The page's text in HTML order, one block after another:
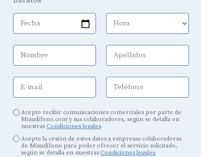
Fecha Hora
Nombre Apellidos
E-mail Teléfono
Acepto recibir comunicaciones comerciales por parte de
Miaudifono.com y sus colaboradores, según se detalla en
nuestras Condiciones legales.
Acepto la cesión de estos datos a empresas colaboradoras
de Miaudífono para poder ofrecer el servicio solicitado,
según se detalla en nuestras Condiciones legales.